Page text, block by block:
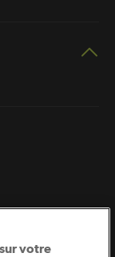
votre